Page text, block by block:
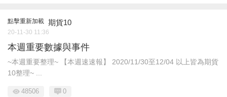
點擊重新加載 期貨10
20-11-30 11:36
本週重要數據與事件
~本週重要整理~ 【本週速速報】 2020/11/30至12/04 以上皆為期貨
10整理~ ...
48506 0